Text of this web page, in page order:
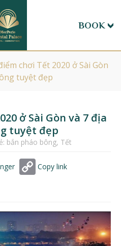
BOOK
chơi Tết 2020 ở Sài Gòn
tuyệt đẹp
ở Sài Gòn và 7 địa
tuyệt đẹp
bắn pháo bông, Tết
Copy link